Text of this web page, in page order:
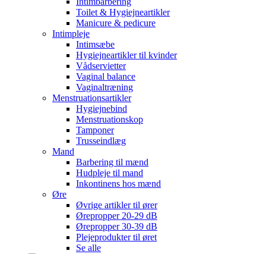
Toilet & Hygiejneartikler
Manicure & pedicure
Intimpleje
Intimsæbe
Hygiejneartikler til kvinder
Vådservietter
Vaginal balance
Vaginaltræning
Menstruationsartikler
Hygiejnebind
Menstruationskop
Tamponer
Trusseindlæg
Mand
Barbering til mænd
Hudpleje til mand
Inkontinens hos mænd
Øre
Øvrige artikler til ører
Ørepropper 20-29 dB
Ørepropper 30-39 dB
Plejeprodukter til øret
Se alle